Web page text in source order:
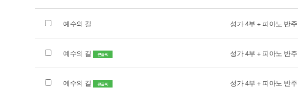
예수의 길 성가 4부 + 피아노 반주
예수의 길 큰글씨 성가 4부 + 피아노 반주
예수의 길 큰글씨 성가 4부 + 피아노 반주